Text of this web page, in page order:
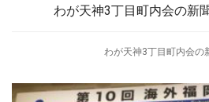
わが天神3丁目町内会の新
わが天神3丁目町内会の